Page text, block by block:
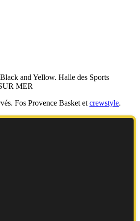
Black and Yellow. Halle des Sports
MER
Fos Provence Basket et crewstyle.